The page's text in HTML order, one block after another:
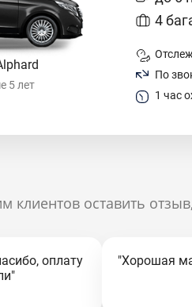
5 лет
4
По
1 час
клиентов оставить
оплату
"Хорошая